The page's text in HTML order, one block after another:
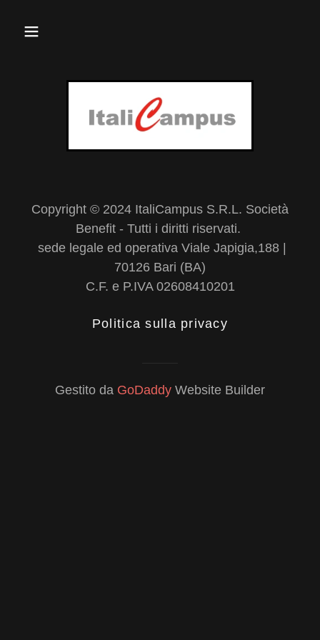
Copyright © 2024 ItaliCampus S.R.L. Società
Benefit - Tutti i diritti riservati.
sede legale ed operativa Viale Japigia,188 |
70126 Bari (BA)
C.F. e P.IVA 02608410201
Politica sulla privacy
Gestito da GoDaddy Website Builder